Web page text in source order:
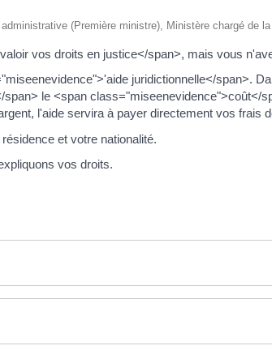
(Première ministre), Ministère chargé de
vos droits en justice</span>, mais vous
juridictionnelle</span>.
le <span class="miseenevidence">coût</
l'aide servira à payer directement vos frais
et votre nationalité.
vos droits.